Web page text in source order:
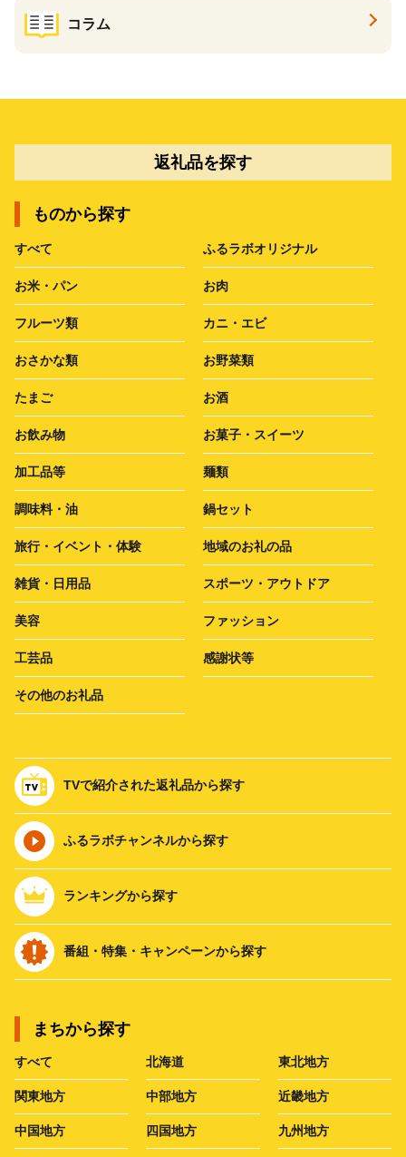
コラム
返礼品を探す
ものから探す
すべて ふるラボオリジナル
お米・パン お肉
フルーツ類 カニ・エビ
おさかな類 お野菜類
たまご お酒
お飲み物 お菓子・スイーツ
加工品等 麺類
調味料・油 鍋セット
旅行・イベント・体験 地域のお礼の品
雑貨・日用品 スポーツ・アウトドア
美容 ファッション
工芸品 感謝状等
その他のお礼品
TVで紹介された返礼品から探す
ふるラボチャンネルから探す
ランキングから探す
番組・特集・キャンペーンから探す
まちから探す
すべて 北海道 東北地方
関東地方 中部地方 近畿地方
中国地方 四国地方 九州地方